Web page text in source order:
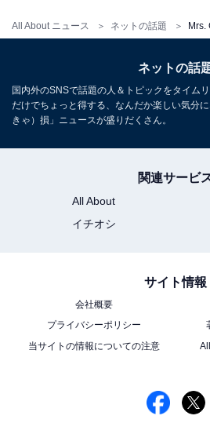
All About ニュース ネットの話題
ネットの話
国内外のSNSで話題の人＆トピックをタイム
だけでちょっと得する、なんだか楽しい気分
きゃ）損」ニュースが盛りだくさん。
関連サービ
All About
イチオシ
サイト情報
会社概要
プライバシーポリシー
当サイトの情報についての注意